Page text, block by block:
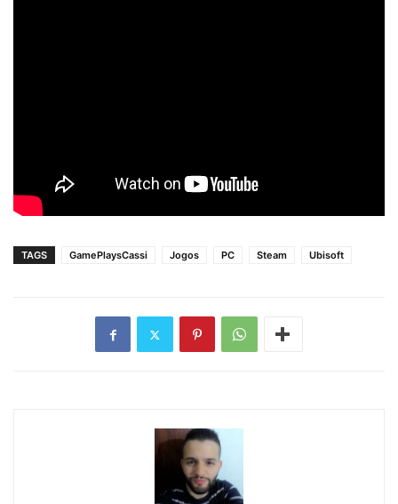
TAGS GamePlaysCassi Jogos PC Steam Ubisoft